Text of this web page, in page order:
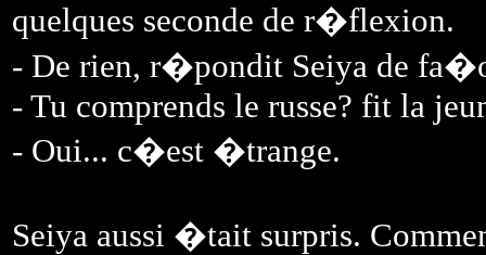
quelques seconde de r�flexion.
- De rien, r�pondit Seiya de
- Tu comprends le russe? fit la
- Oui... c�est �trange.
Seiya aussi �tait surpris.